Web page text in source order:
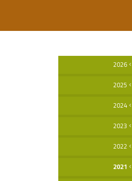
2026
2025
2024
2023
2022
2021